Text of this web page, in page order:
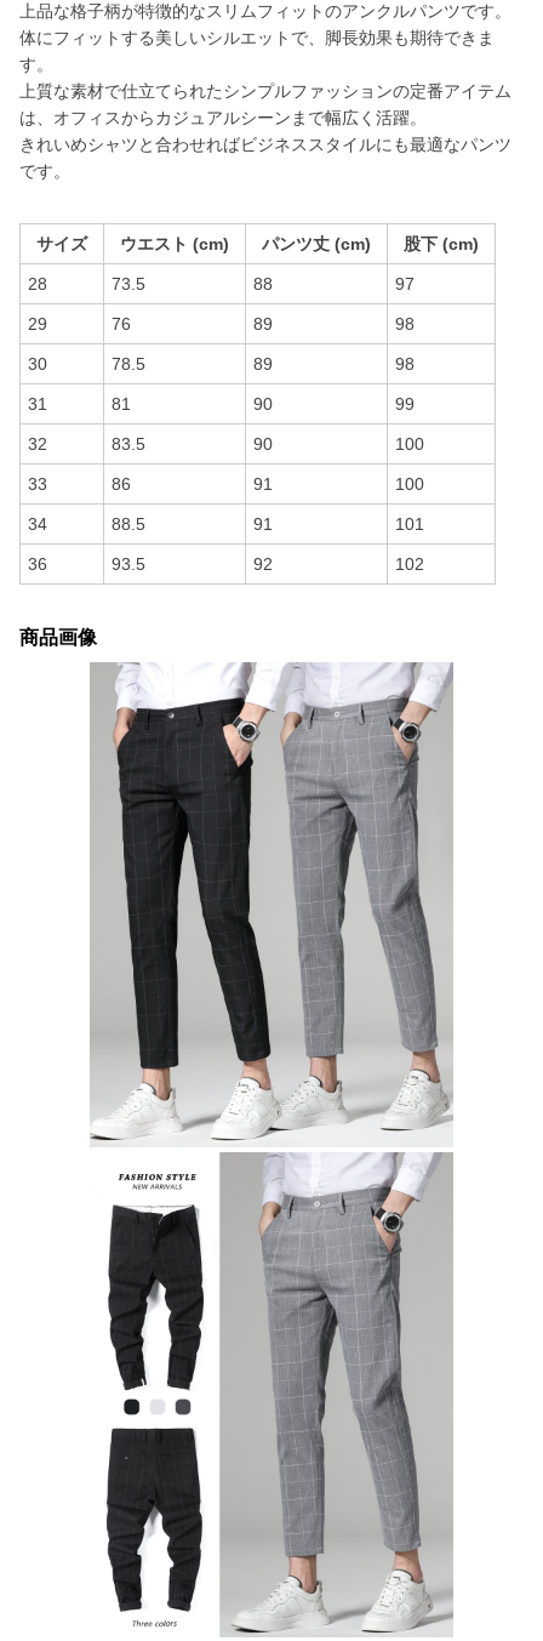
上品な格子柄が特徴的なスリムフィットのアンクルパンツです。
体にフィットする美しいシルエットで、脚長効果も期待できま
す。
上質な素材で仕立てられたシンプルファッションの定番アイテム
は、オフィスからカジュアルシーンまで幅広く活躍。
きれいめシャツと合わせればビジネススタイルにも最適なパンツ
です。
サイズ ウエスト (cm) パンツ丈 (cm) 股下 (cm)
28 73.5 88 97
29 76 89 98
30 78.5 89 98
31 81 90 99
32 83.5 90 100
33 86 91 100
34 88.5 91 101
36 93.5 92 102
商品画像